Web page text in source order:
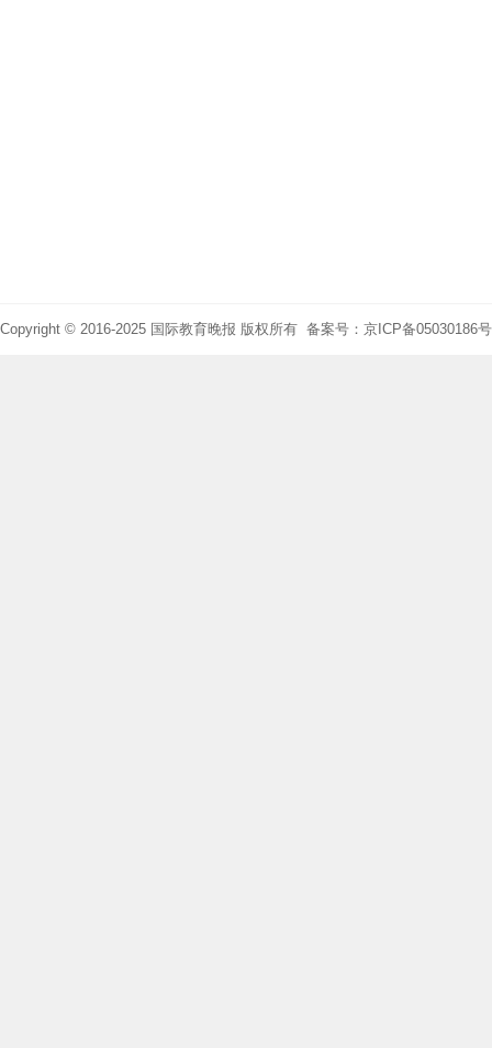
Copyright © 2016-2025 国际教育晚报 版权所有 备案号：京ICP备05030186